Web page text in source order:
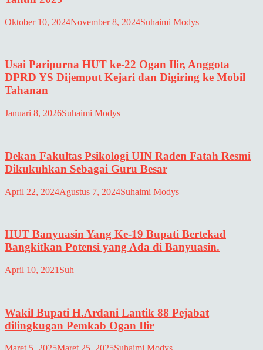
Oktober 10, 2024November 8, 2024Suhaimi Modys
Usai Paripurna HUT ke-22 Ogan Ilir, Anggota
DPRD YS Dijemput Kejari dan Digiring ke Mobil
Tahanan
Januari 8, 2026Suhaimi Modys
Dekan Fakultas Psikologi UIN Raden Fatah Resmi
Dikukuhkan Sebagai Guru Besar
April 22, 2024Agustus 7, 2024Suhaimi Modys
HUT Banyuasin Yang Ke-19 Bupati Bertekad
Bangkitkan Potensi yang Ada di Banyuasin.
April 10, 2021 Suh
Wakil Bupati H.Ardani Lantik 88 Pejabat
dilingkugan Pemkab Ogan Ilir